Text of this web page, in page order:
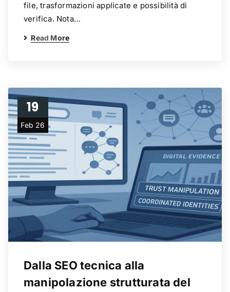
file, trasformazioni applicate e possibilità di
verifica. Nota…
Read More
19
Feb 26
Dalla SEO tecnica alla
manipolazione strutturata del